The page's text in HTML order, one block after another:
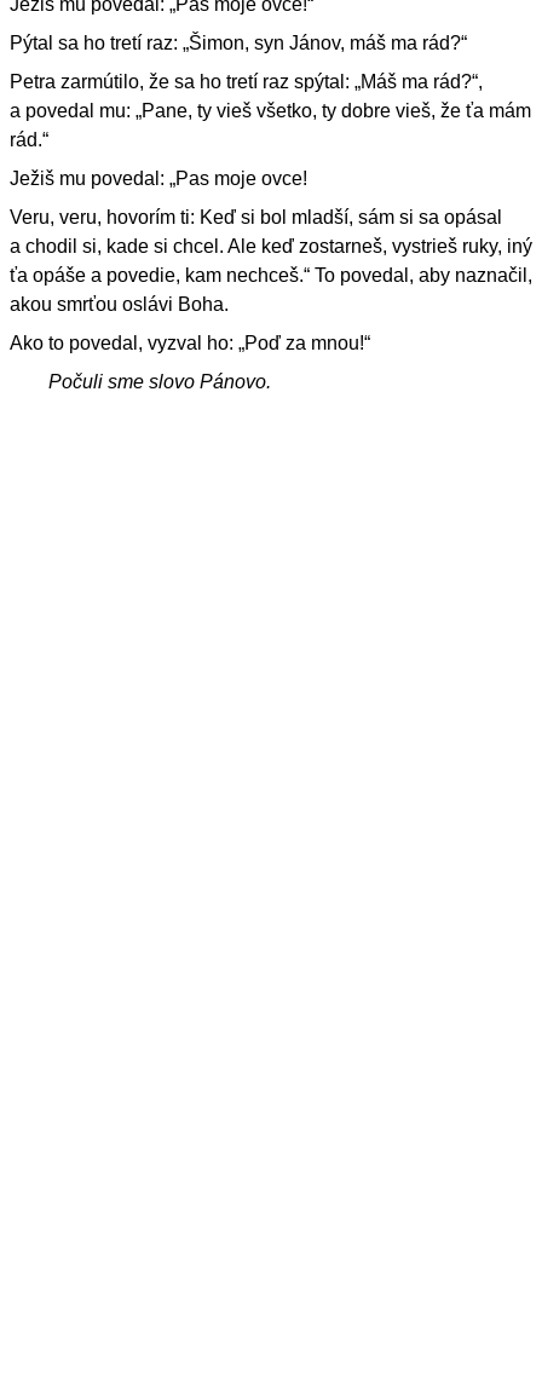
Pýtal sa ho tretí raz: „Šimon, syn Jánov, máš ma rád?“
Petra zarmútilo, že sa ho tretí raz spýtal: „Máš ma rád?“,
a povedal mu: „Pane, ty vieš všetko, ty dobre vieš, že ťa mám
rád.“
Ježiš mu povedal: „Pas moje ovce!
Veru, veru, hovorím ti: Keď si bol mladší, sám si sa opásal
a chodil si, kade si chcel. Ale keď zostarneš, vystrieš ruky, iný
ťa opáše a povedie, kam nechceš.“ To povedal, aby naznačil,
akou smrťou oslávi Boha.
Ako to povedal, vyzval ho: „Poď za mnou!“
Počuli sme slovo Pánovo.